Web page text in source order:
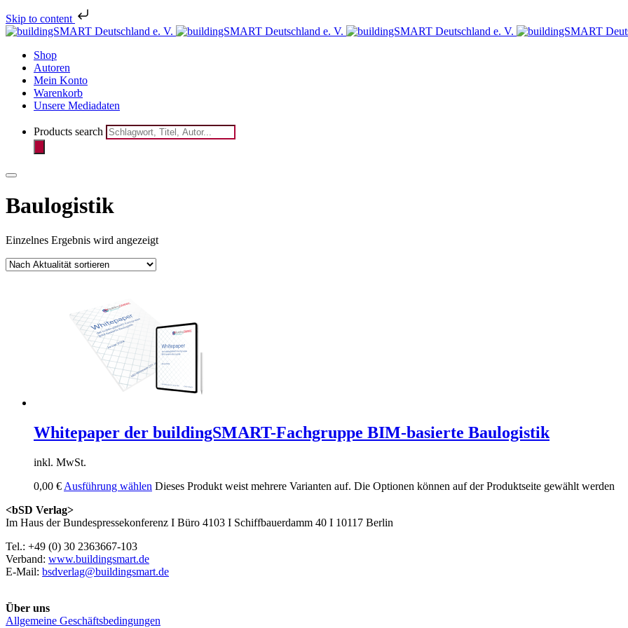
Skip to content
Shop
Autoren
Mein Konto
Warenkorb
Unsere Mediadaten
Products search
Baulogistik
Einzelnes Ergebnis wird angezeigt
Whitepaper der buildingSMART-Fachgruppe BIM-basierte Baulogistik
inkl. MwSt.
0,00 € Ausführung wählen Dieses Produkt weist mehrere Varianten auf. Die Optionen können auf der Produktseite gewählt werden
<bSD Verlag>
Im Haus der Bundespressekonferenz I Büro 4103 I Schiffbauerdamm 40 I 10117 Berlin
Tel.: +49 (0) 30 2363667-103
Verband: www.buildingsmart.de
E-Mail: bsdverlag@buildingsmart.de
Über uns
Allgemeine Geschäftsbedingungen
Melden Sie sich jetzt für den Newsletter des bSD Verlags an!